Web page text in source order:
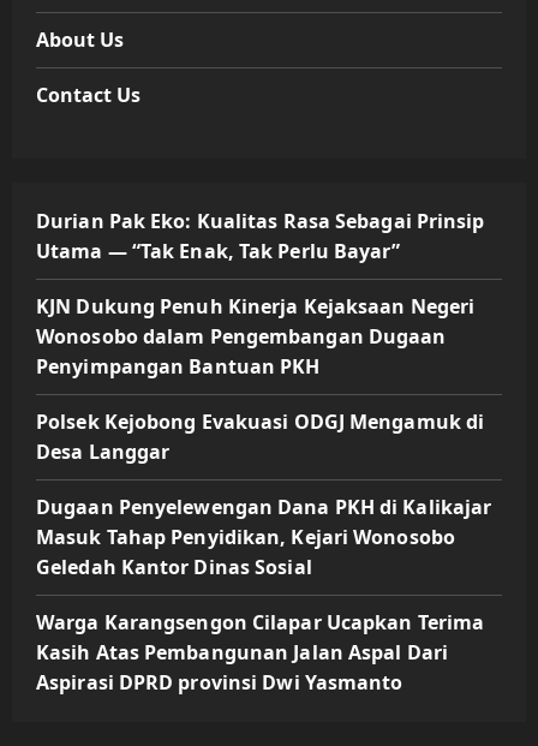
About Us
Contact Us
Durian Pak Eko: Kualitas Rasa Sebagai Prinsip
Utama — “Tak Enak, Tak Perlu Bayar”
KJN Dukung Penuh Kinerja Kejaksaan Negeri
Wonosobo dalam Pengembangan Dugaan
Penyimpangan Bantuan PKH
Polsek Kejobong Evakuasi ODGJ Mengamuk di
Desa Langgar
Dugaan Penyelewengan Dana PKH di Kalikajar
Masuk Tahap Penyidikan, Kejari Wonosobo
Geledah Kantor Dinas Sosial
Warga Karangsengon Cilapar Ucapkan Terima
Kasih Atas Pembangunan Jalan Aspal Dari
Aspirasi DPRD provinsi Dwi Yasmanto